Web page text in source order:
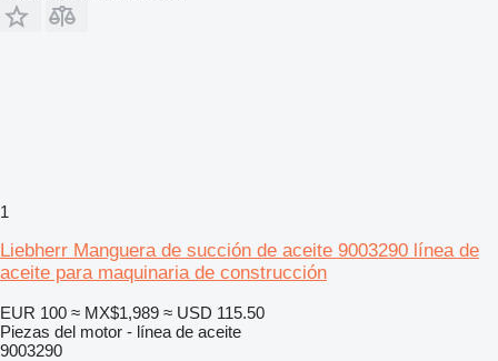
1
Liebherr Manguera de succión de aceite 9003290 línea de
aceite para maquinaria de construcción
EUR 100 ≈ MX$1,989 ≈ USD 115.50
Piezas del motor - línea de aceite
9003290